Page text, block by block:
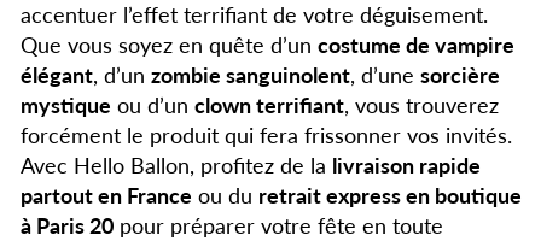
accentuer l’effet terrifiant de votre déguisement.
Que vous soyez en quête d’un costume de vampire
élégant, d’un zombie sanguinolent, d’une sorcière
mystique ou d’un clown terrifiant, vous trouverez
forcément le produit qui fera frissonner vos invités.
Avec Hello Ballon, profitez de la livraison rapide
partout en France ou du retrait express en boutique
à Paris 20pour préparer votre fête en toute